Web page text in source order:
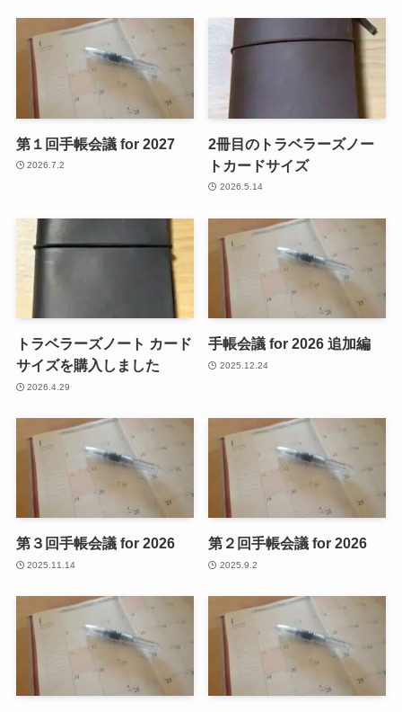
第１回手帳会議 for 2027
2026.7.2
2冊目のトラベラーズノー
トカードサイズ
2026.5.14
トラベラーズノート カード
サイズを購入しました
2026.4.29
手帳会議 for 2026 追加編
2025.12.24
第３回手帳会議 for 2026
2025.11.14
第２回手帳会議 for 2026
2025.9.2